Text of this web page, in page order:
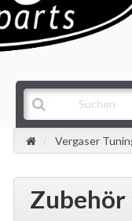
Vergaser
Zubehör